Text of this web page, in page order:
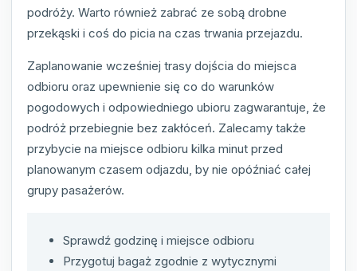
podróży. Warto również zabrać ze sobą drobne
przekąski i coś do picia na czas trwania przejazdu.
Zaplanowanie wcześniej trasy dojścia do miejsca
odbioru oraz upewnienie się co do warunków
pogodowych i odpowiedniego ubioru zagwarantuje, że
podróż przebiegnie bez zakłóceń. Zalecamy także
przybycie na miejsce odbioru kilka minut przed
planowanym czasem odjazdu, by nie opóźniać całej
grupy pasażerów.
Sprawdź godzinę i miejsce odbioru
Przygotuj bagaż zgodnie z wytycznymi